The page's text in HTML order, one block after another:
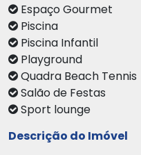
Espaço Gourmet
Piscina
Piscina Infantil
Playground
Quadra Beach Tennis
Salão de Festas
Sport lounge
Descrição do Imóvel